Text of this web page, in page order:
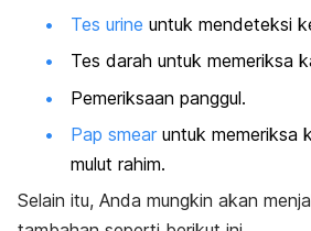
Tes urine untuk mendeteksi
Tes darah untuk memeriksa
Pemeriksaan panggul.
Pap smear untuk memeriksa
mulut rahim.
Selain itu, Anda mungkin akan